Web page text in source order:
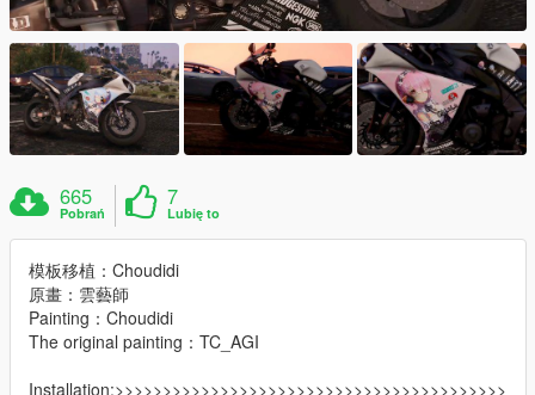
665
Pobrań
7
Lubię to
模板移植：Choudidi
原畫：雲藝師
Painting：Choudidi
The original painting：TC_AGI
Installation:>>>>>>>>>>>>>>>>>>>>>>>>>>>>>>>>>>>>>>>>>